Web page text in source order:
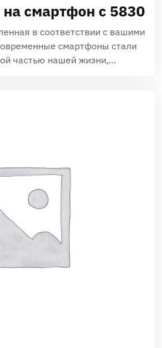
смартфон с 5830
в соответствии с вашими
смартфоны стали
частью нашей жизни‚…